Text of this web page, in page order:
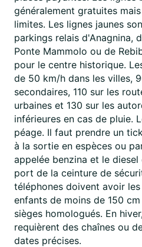
généralement gratuites
limites. Les lignes jaunes
parkings relais d'Anagnina,
Ponte Mammolo ou de
pour le centre historique.
de 50 km/h dans les villes,
secondaires, 110 sur les
urbaines et 130 sur les
inférieures en cas de pluie.
péage. Il faut prendre un
à la sortie en espèces ou
appelée benzina et le
port de la ceinture de
téléphones doivent avoir
enfants de moins de 150
sièges homologués. En
requièrent des chaînes ou
dates précises.